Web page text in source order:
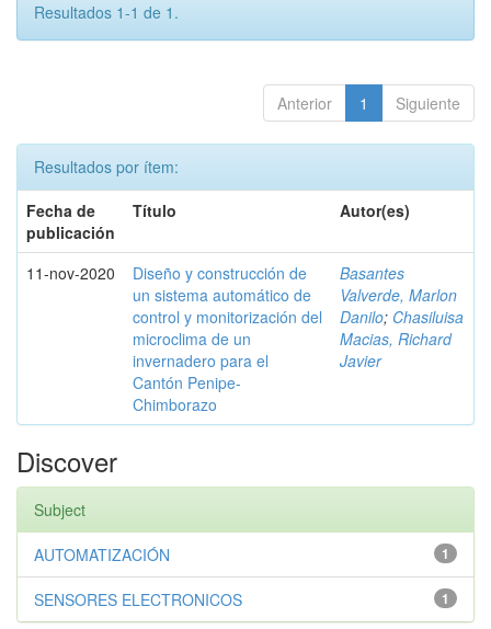
Resultados 1-1 de 1.
Anterior 1 Siguiente
Resultados por ítem:
Fecha de
publicación
Título Autor(es)
11-nov-2020
Diseño y construcción de
un sistema automático de
control y monitorización del
microclima de un
invernadero para el
Cantón Penipe-
Chimborazo
Basantes
Valverde, Marlon
Danilo; Chasiluisa
Macias, Richard
Javier
Discover
Subject
1
AUTOMATIZACIÓN
1
SENSORES ELECTRONICOS